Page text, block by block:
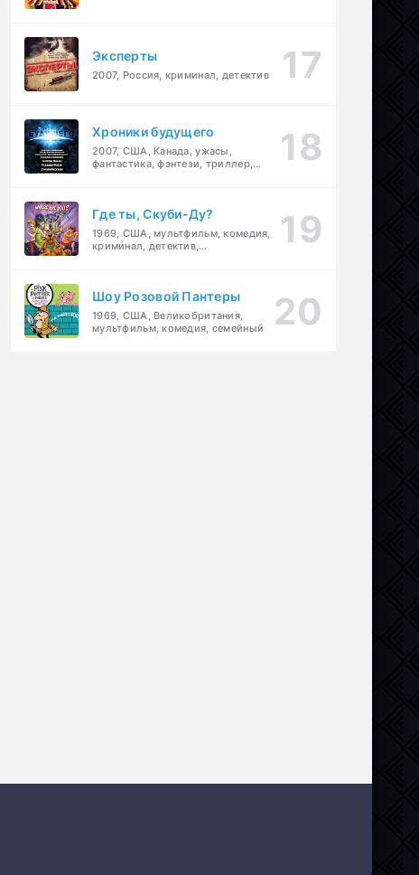
Эксперты
2007, Россия, криминал, детектив
Хроники будущего
2007, США, Канада, ужасы,
фантастика, фэнтези, триллер,
Где ты, Скуби-Ду?
1969, США, мультфильм, комедия,
криминал, детектив,
Шоу Розовой Пантеры
1969, США, Великобритания,
мультфильм, комедия, семейный